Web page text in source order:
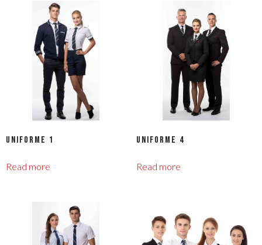
Uniforme 1
Read more
Uniforme 4
Read more